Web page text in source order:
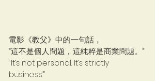
電影《教父》中的一句話，
“這不是個人問題，這純粹是商業問題。”
“It’s not personal. It’s strictly
business.”